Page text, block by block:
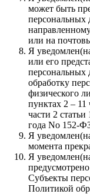
может быть
персональных
или на
Я
или его
персональных
обработку
физического
пунктах 2 – 11
части 2
года No 152-
Я
момента
Я
Субъекты
Политикой